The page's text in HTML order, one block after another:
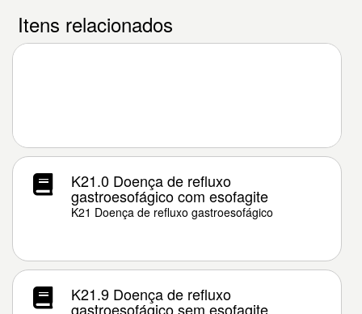
Itens relacionados
K21.0 Doença de refluxo
gastroesofágico com esofagite
K21 Doença de refluxo gastroesofágico
K21.9 Doença de refluxo
gastroesofágico sem esofagite